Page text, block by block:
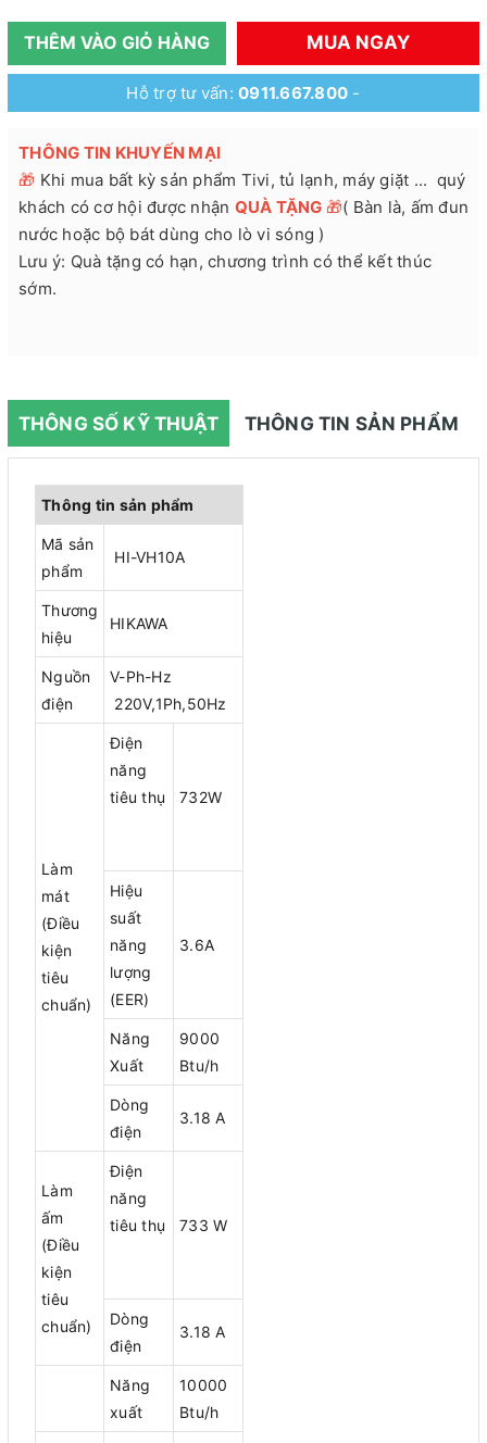
THÊM VÀO GIỎ HÀNG MUA NGAY
Hỗ trợ tư vấn:0911.667.800 -
THÔNG TIN KHUYẾN MẠI
🎁 Khi mua bất kỳ sản phẩm Tivi, tủ lạnh, máy giặt ... quý
khách có cơ hội được nhận QUÀ TẶNG 🎁( Bàn là, ấm đun
nước hoặc bộ bát dùng cho lò vi sóng )
Lưu ý: Quà tặng có hạn, chương trình có thể kết thúc
sớm.
THÔNG SỐ KỸ THUẬT THÔNG TIN SẢN PHẨM
Thông tin sản phẩm
Mã sản
phẩm
HI-VH10A
Thương
hiệu
HIKAWA
Nguồn
điện
V-Ph-Hz
220V,1Ph,50Hz
Làm
mát
(Điều
kiện
tiêu
chuẩn)
Điện
năng
tiêu thụ
732W
Hiệu
suất
năng
lượng
(EER)
3.6A
Năng
Xuất
9000
Btu/h
Dòng
điện
3.18 A
Làm
ấm
(Điều
kiện
tiêu
chuẩn)
Điện
năng
tiêu thụ
733 W
Dòng
điện
3.18 A
Năng
xuất
10000
Btu/h